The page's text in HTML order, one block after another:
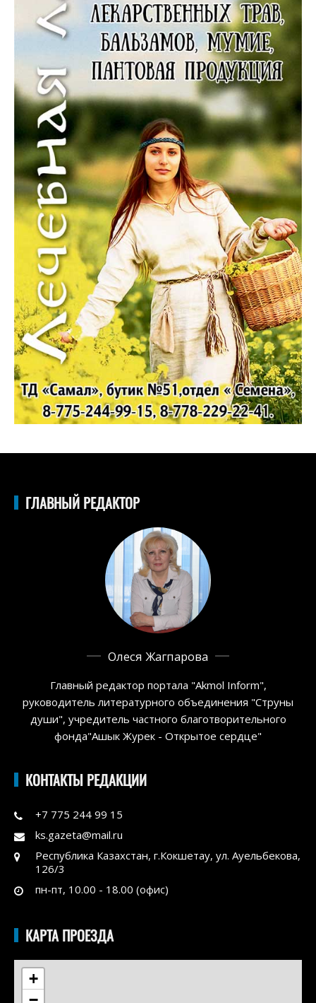
ГЛАВНЫЙ РЕДАКТОР
Олеся Жагпарова
Главный редактор портала "Akmol Inform",
руководитель литературного объединения "Струны
души", учредитель частного благотворительного
фонда"Ашык Журек - Открытое сердце"
КОНТАКТЫ РЕДАКЦИИ
+7 775 244 99 15
ks.gazeta@mail.ru
Республика Казахстан, г.Кокшетау, ул. Ауельбекова,
126/3
пн-пт, 10.00 - 18.00 (офис)
КАРТА ПРОЕЗДА
+